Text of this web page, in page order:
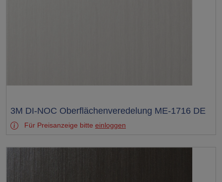
Test
3M DI-NOC Oberflächenveredelung ME-1716 DE
Für Preisanzeige bitte einloggen